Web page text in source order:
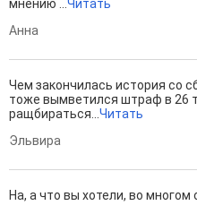
мнению ...Читать
Анна
Чем закончилась история со
тоже вымветился штраф в 26
ращбираться...Читать
Эльвира
На, а что вы хотели, во многом